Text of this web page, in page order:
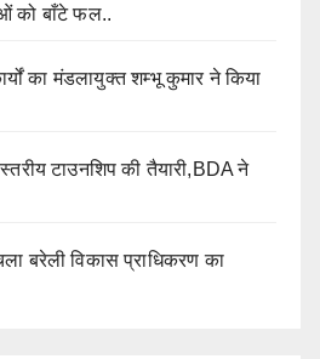
को बाँटे फल..
का मंडलायुक्त शम्भू कुमार ने किया
टाउनशिप की तैयारी,BDA ने
बरेली विकास प्राधिकरण का